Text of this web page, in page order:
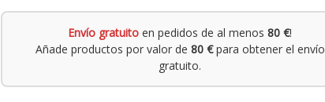
Envío gratuito en pedidos de al menos80 €!
Añade productos por valor de 80 €para obtener el envío
gratuito.